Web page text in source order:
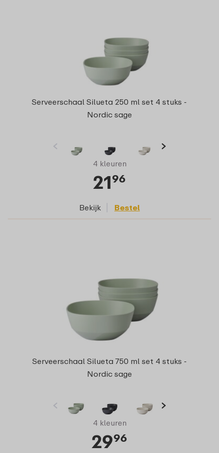
Serveerschaal Silueta 250 ml set 4 stuks -
Nordic sage
4 kleuren
2196
Bekijk Bestel
Serveerschaal Silueta 750 ml set 4 stuks -
Nordic sage
4 kleuren
2996